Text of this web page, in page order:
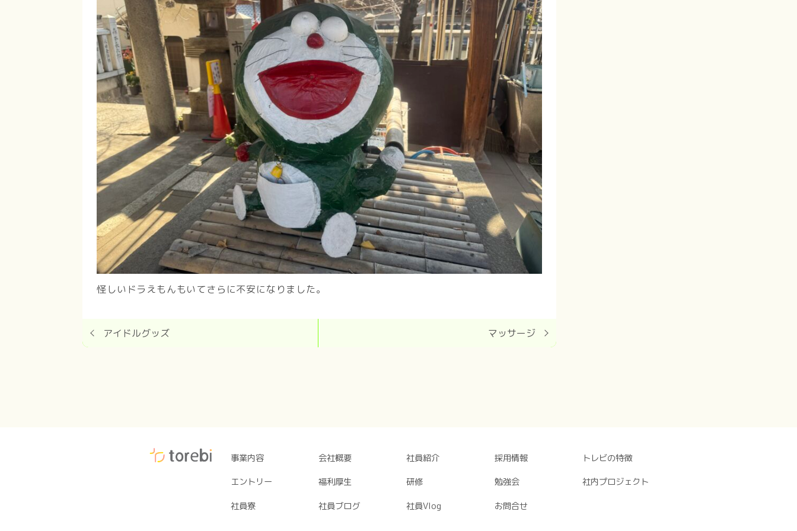
怪しいドラえもんもいてさらに不安になりました。
アイドルグッズ マッサージ
事業内容 会社概要 社員紹介 採用情報 トレビの特徴
エントリー 福利厚生 研修 勉強会 社内プロジェクト
社員寮 社員ブログ 社員Vlog お問合せ